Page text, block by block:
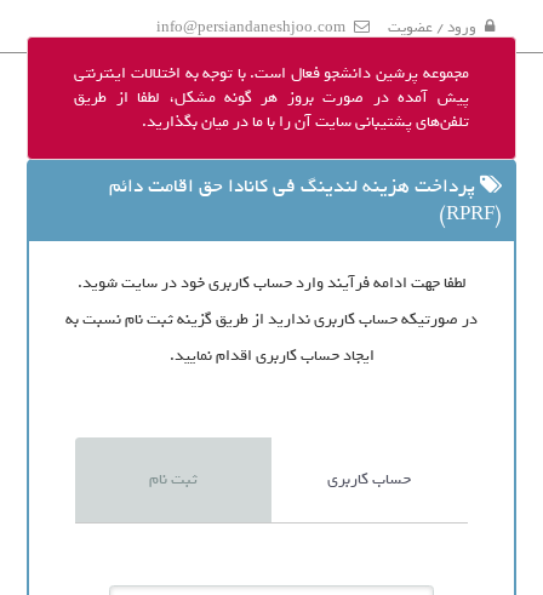
مجموعه پرشین دانشجو فعال است. با توجه به اختلالات اینترنتی
پیش آمده در صورت بروز هر گونه مشکل، لطفا از طریق
تلفن‌های پشتیبانی سایت آن را با ما در میان بگذارید.
ورود / عضویت info@persiandaneshjoo.com
پرداخت هزینه لندینگ فی کانادا حق اقامت دائم
(RPRF)
لطفا جهت ادامه فرآیند وارد حساب کاربری خود در سایت شوید.
در صورتیکه حساب کاربری ندارید از طریق گزینه ثبت نام نسبت به
ایجاد حساب کاربری اقدام نمایید.
حساب کاربری ثبت نام